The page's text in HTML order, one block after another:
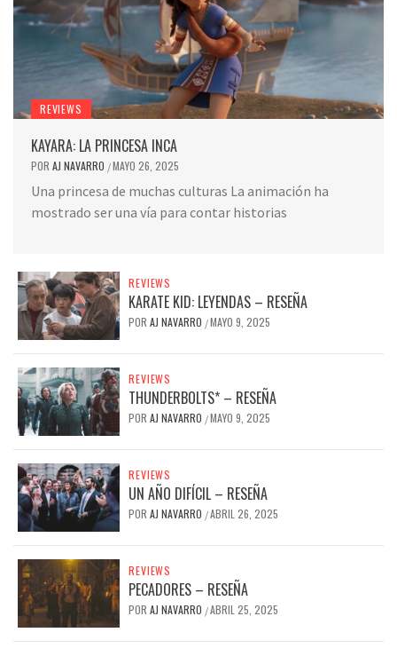
REVIEWS
KAYARA: LA PRINCESA INCA
POR AJ NAVARRO /MAYO 26, 2025
Una princesa de muchas culturas La animación ha
mostrado ser una vía para contar historias
REVIEWS
KARATE KID: LEYENDAS – RESEÑA
POR AJ NAVARRO /MAYO 9, 2025
REVIEWS
THUNDERBOLTS* – RESEÑA
POR AJ NAVARRO /MAYO 9, 2025
REVIEWS
UN AÑO DIFÍCIL – RESEÑA
POR AJ NAVARRO /ABRIL 26, 2025
REVIEWS
PECADORES – RESEÑA
POR AJ NAVARRO /ABRIL 25, 2025